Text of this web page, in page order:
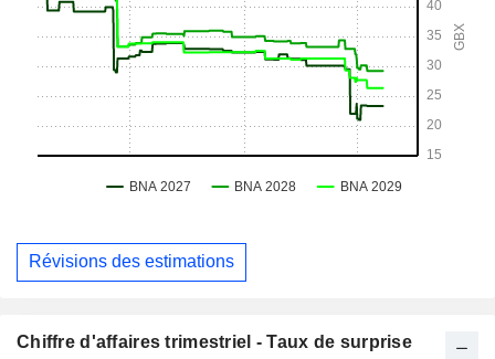
Révisions des estimations
Chiffre d'affaires trimestriel - Taux de surprise